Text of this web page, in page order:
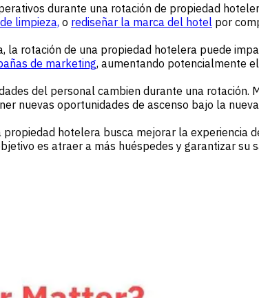
durante una rotación de propiedad
limpieza, o rediseñar la marca del hotel por
la rotación de una propiedad hotelera puede
de marketing, aumentando potencialmente
del personal cambien durante una rotación.
nuevas oportunidades de ascenso bajo la
hotelera busca mejorar la experiencia
es atraer a más huéspedes y garantizar su